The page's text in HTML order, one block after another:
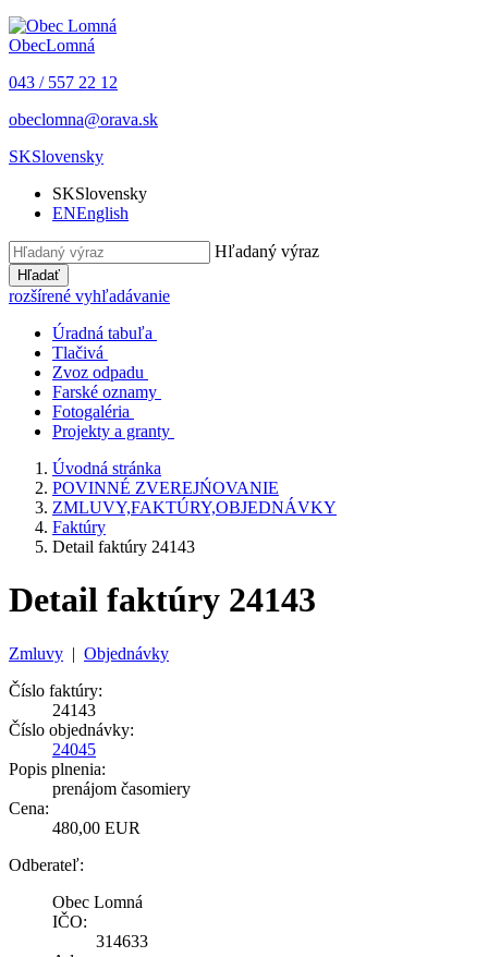
ObecLomná
043 / 557 22 12
obeclomna@orava.sk
SKSlovensky
SKSlovensky
ENEnglish
Hľadaný výraz
Hľadať
rozšírené vyhľadávanie
Úradná tabuľa
Tlačivá
Zvoz odpadu
Farské oznamy
Fotogaléria
Projekty a granty
Úvodná stránka
POVINNÉ ZVEREJŃOVANIE
ZMLUVY,FAKTÚRY,OBJEDNÁVKY
Faktúry
Detail faktúry 24143
Detail faktúry 24143
Zmluvy | Objednávky
Číslo faktúry:
24143
Číslo objednávky:
24045
Popis plnenia:
prenájom časomiery
Cena:
480,00 EUR
Odberateľ:
Obec Lomná
IČO:
314633